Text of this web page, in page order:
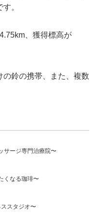
。
、獲得標高が
の鈴の携帯、また、複数
サージ専門治療院〜
くなる珈琲〜
スタジオ〜